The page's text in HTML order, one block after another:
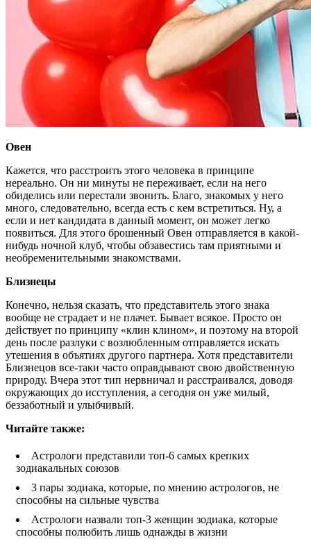
Овен
Кажется, что расстроить этого человека в принципе
нереально. Он ни минуты не переживает, если на него
обиделись или перестали звонить. Благо, знакомых у него
много, следовательно, всегда есть с кем встретиться. Ну, а
если и нет кандидата в данный момент, он может легко
появиться. Для этого брошенный Овен отправляется в какой-
нибудь ночной клуб, чтобы обзавестись там приятными и
необременительными знакомствами.
Близнецы
Конечно, нельзя сказать, что представитель этого знака
вообще не страдает и не плачет. Бывает всякое. Просто он
действует по принципу «клин клином», и поэтому на второй
день после разлуки с возлюбленным отправляется искать
утешения в объятиях другого партнера. Хотя представители
Близнецов все-таки часто оправдывают свою двойственную
природу. Вчера этот тип нервничал и расстраивался, доводя
окружающих до исступления, а сегодня он уже милый,
беззаботный и улыбчивый.
Читайте также:
Астрологи представили топ-6 самых крепких
зодиакальных союзов
3 пары зодиака, которые, по мнению астрологов, не
способны на сильные чувства
Астрологи назвали топ-3 женщин зодиака, которые
способны полюбить лишь однажды в жизни